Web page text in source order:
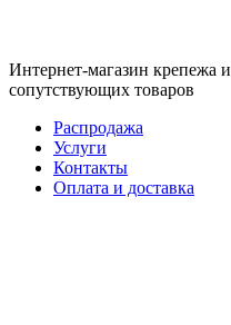
Интернет-магазин крепежа и
сопутствующих товаров
Распродажа
Услуги
Контакты
Оплата и доставка